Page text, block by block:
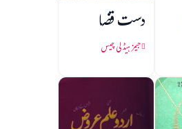
دست قضا
جیمز ہیڈلی چیس